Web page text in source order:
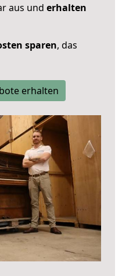
aus und erhalten
sparen, das
erhalten